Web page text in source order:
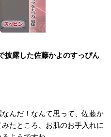
披露した佐藤かよのすっぴん
んだ！なんて思って、佐藤か
たところ、お肌のお手入れに